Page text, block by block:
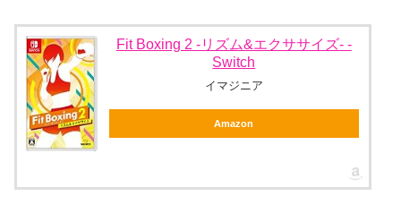
Fit Boxing 2 -リズム&エクササイズ- -
Switch
イマジニア
Amazon